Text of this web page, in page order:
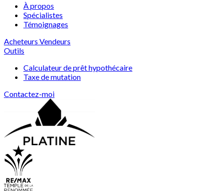
À propos
Spécialistes
Témoignages
Acheteurs Vendeurs
Outils
Calculateur de prêt hypothécaire
Taxe de mutation
Contactez-moi